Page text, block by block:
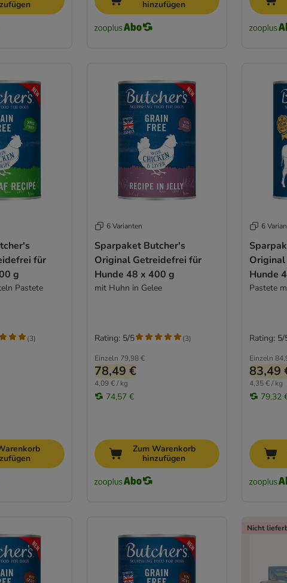
hinzufügen
für
g
Pastete
(3)
6 Varianten
Sparpaket Butcher's
Original Getreidefrei für
Hunde 48 x 400 g
mit Huhn in Gelee
Einzeln 79,98 €
78,49 €
4,09 € / kg
74,57 €
Rating: 5/5 (3)
Zum Warenkorb
hinzufügen
6
Hunde
Pastete
Einzeln
83,49
4,35 € / kg
79,32
Rating: 5/
Nicht